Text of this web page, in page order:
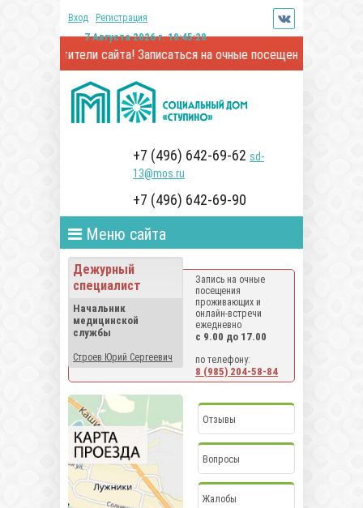
Вход Регистрация
7 Августа 2026 г. 10:45:21
посетители сайта! Записаться на очные посещения и онлайн-
+7 (496) 642-69-62 sd-
13@mos.ru
+7 (496) 642-69-90
Меню сайта
Дежурный
специалист
Начальник
медицинской
службы
Строев Юрий Сергеевич
Запись на очные
посещения
проживающих и
онлайн-встречи
ежедневно
с 9.00 до 17.00
по телефону:
8 (985) 204-58-84
Отзывы
Вопросы
Жалобы